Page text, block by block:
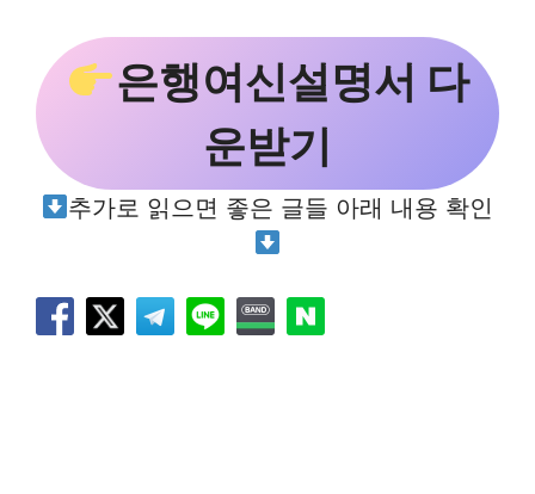
은행여신설명서 다
운받기
추가로 읽으면 좋은 글들 아래 내용 확인